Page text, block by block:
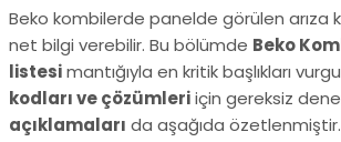
Beko kombilerde panelde görülen arıza
net bilgi verebilir. Bu bölümde Beko
listesimantığıyla en kritik başlıkları
kodları ve çözümleriiçin gereksiz
açıklamaları da aşağıda özetlenmiştir.